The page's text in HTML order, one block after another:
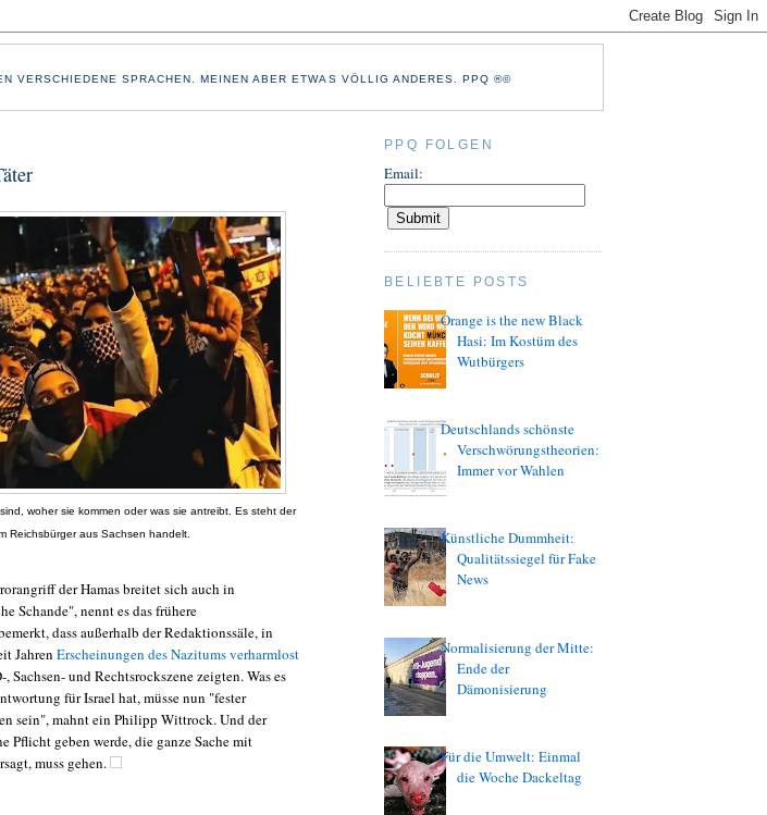
VERSCHIEDENE SPRACHEN. MEINEN ABER ETWAS VÖLLIG ANDERES. PPQ ®©
woher sie kommen oder was sie antreibt. Es steht der
Reichsbürger aus Sachsen handelt.
der Hamas breitet sich auch in
Schande", nennt es das frühere
dass außerhalb der Redaktionssäle, in
Jahren Erscheinungen des Nazitums verharmlost
und Rechtsrockszene zeigten. Was es
für Israel hat, müsse nun "fester
sein", mahnt ein Philipp Wittrock. Und der
Pflicht geben werde, die ganze Sache mit
muss gehen.
PPQ FOLGEN
Email:
BELIEBTE POSTS
Orange is the new Black
Hasi: Im Kostüm des
Wutbürgers
Deutschlands schönste
Verschwörungstheorien:
Immer vor Wahlen
Künstliche Dummheit:
Qualitätssiegel für Fake
News
Normalisierung der Mitte:
Ende der
Dämonisierung
Für die Umwelt: Einmal
die Woche Dackeltag